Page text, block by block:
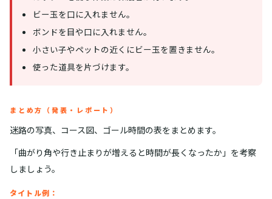
ビー玉を口に入れません。
ボンドを目や口に入れません。
小さい子やペットの近くにビー玉を置きません。
使った道具を片づけます。
まとめ方（発表・レポート）
迷路の写真、コース図、ゴール時間の表をまとめます。
「曲がり角や行き止まりが増えると時間が長くなったか」を考察
しましょう。
タイトル例：